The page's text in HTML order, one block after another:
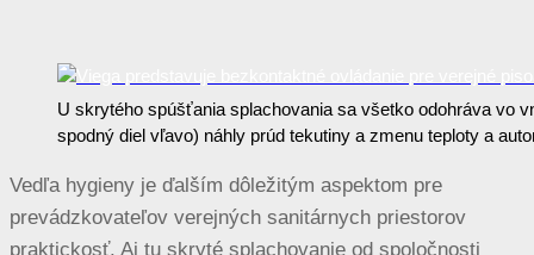
U skrytého spúšťania splachovania sa všetko odohráva vo
spodný diel vľavo) náhly prúd tekutiny a zmenu teploty a
Vedľa hygieny je ďalším dôležitým aspektom pre
prevádzkovateľov verejných sanitárnych priestorov
praktickosť. Aj tu skryté splachovanie od spoločnosti